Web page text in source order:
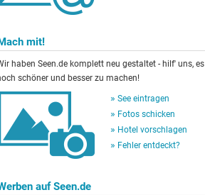
mit!
haben Seen.de komplett neu gestaltet - hilf' uns, es
schöner und besser zu machen!
See eintragen
Fotos schicken
Hotel vorschlagen
Fehler entdeckt?
auf Seen.de